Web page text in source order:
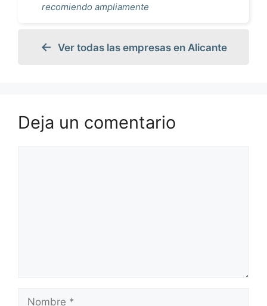
recomiendo ampliamente
Ver todas las empresas en Alicante
Deja un comentario
Nombre